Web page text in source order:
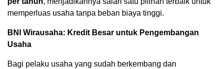
memperluas usaha tanpa beban biaya tinggi.
BNI Wirausaha: Kredit Besar untuk Pengembangan
Usaha
Bagi pelaku usaha yang sudah berkembang dan